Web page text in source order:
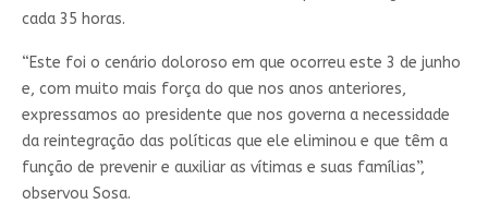
cada 35 horas.
“Este foi o cenário doloroso em que ocorreu este 3 de junho
e, com muito mais força do que nos anos anteriores,
expressamos ao presidente que nos governa a necessidade
da reintegração das políticas que ele eliminou e que têm a
função de prevenir e auxiliar as vítimas e suas famílias”,
observou Sosa.